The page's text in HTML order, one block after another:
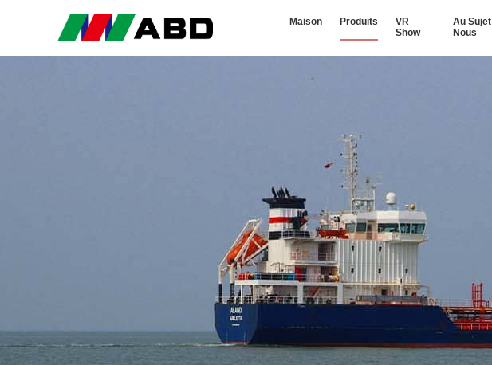
Maison Produits
VR
Show
Au
Nous